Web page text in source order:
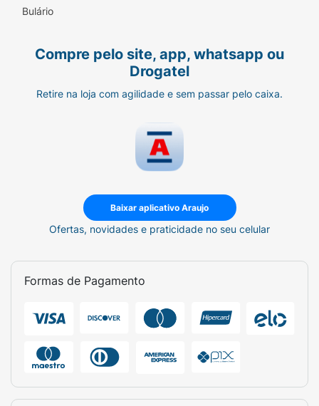
Bulário
Compre pelo site, app, whatsapp ou
Drogatel
Retire na loja com agilidade e sem passar pelo caixa.
Baixar aplicativo Araujo
Ofertas, novidades e praticidade no seu celular
Formas de Pagamento